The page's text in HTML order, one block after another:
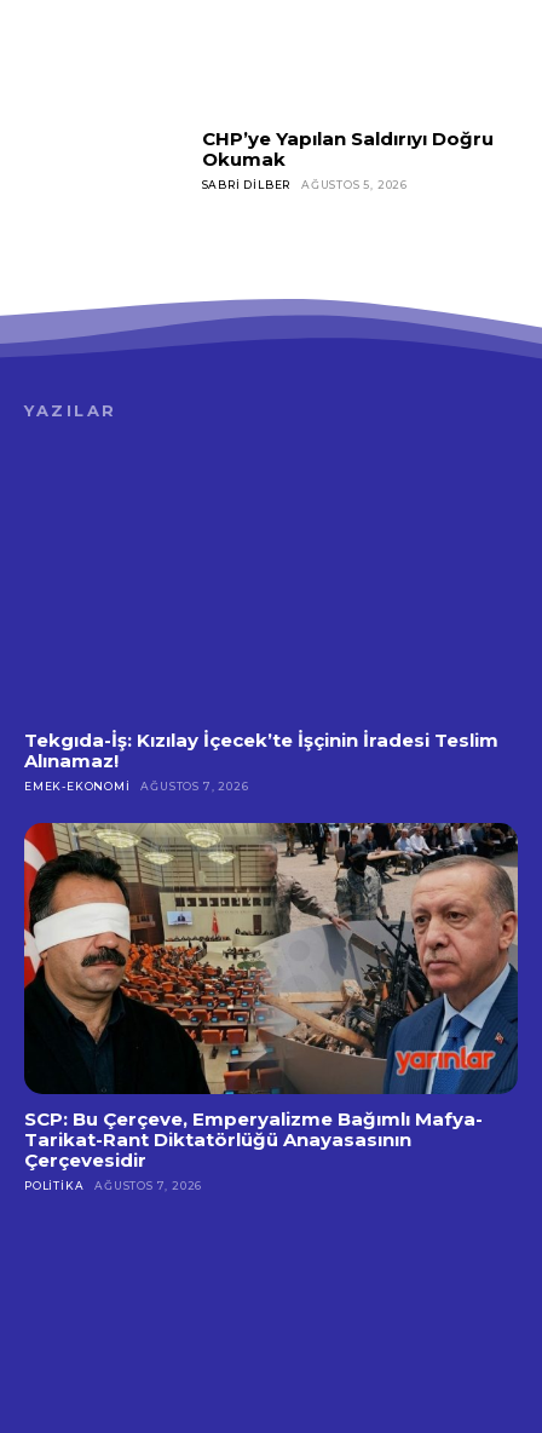
CHP’ye Yapılan Saldırıyı Doğru
Okumak
SABRI DILBER AĞUSTOS 5, 2026
YAZILAR
Tekgıda-İş: Kızılay İçecek’te İşçinin İradesi Teslim
Alınamaz!
EMEK-EKONOMI AĞUSTOS 7, 2026
SCP: Bu Çerçeve, Emperyalizme Bağımlı Mafya-
Tarikat-Rant Diktatörlüğü Anayasasının
Çerçevesidir
POLITIKA AĞUSTOS 7, 2026